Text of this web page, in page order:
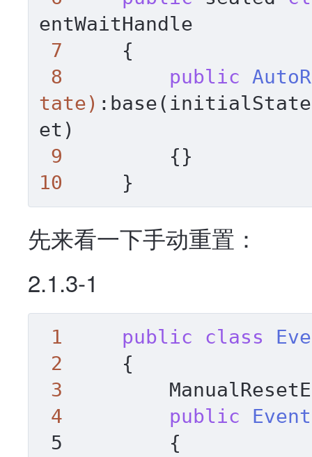
entWaitHandle
7 {
8
public
tate)
et)
9 {
10 }
先来看一下手动重置：
2.1.3-1
1 public class
2 {
3
4
public
5 {